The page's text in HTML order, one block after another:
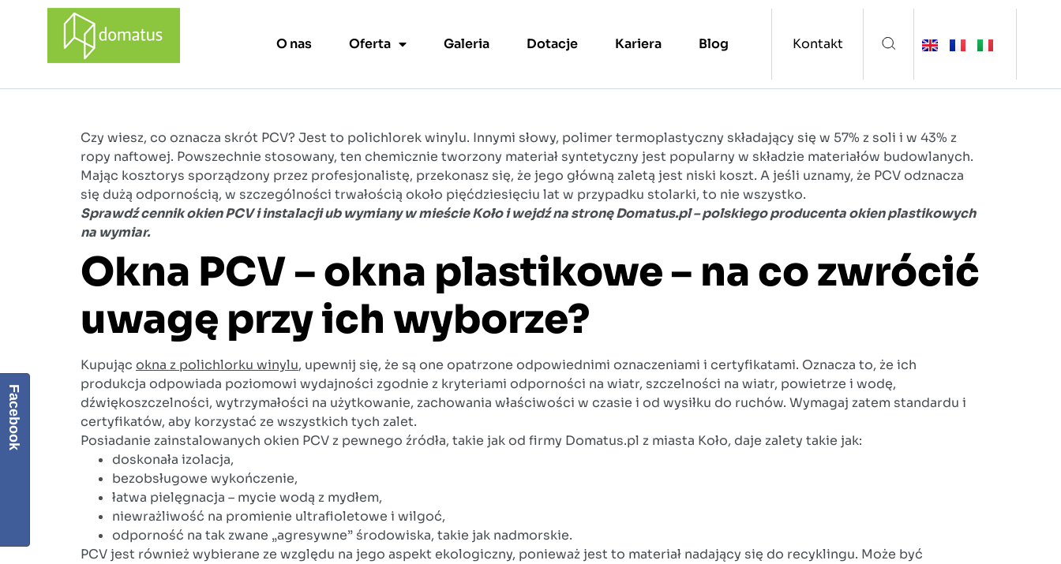
O nas Oferta Galeria Dotacje Kariera Blog Kontakt
Czy wiesz, co oznacza skrót PCV? Jest to polichlorek winylu. Innymi słowy, polimer termoplastyczny składający się w 57% z soli i w 43% z
ropy naftowej. Powszechnie stosowany, ten chemicznie tworzony materiał syntetyczny jest popularny w składzie materiałów budowlanych.
Mając kosztorys sporządzony przez profesjonalistę, przekonasz się, że jego główną zaletą jest niski koszt. A jeśli uznamy, że PCV odznacza
się dużą odpornością, w szczególności trwałością około pięćdziesięciu lat w przypadku stolarki, to nie wszystko.
Sprawdź cennik okien PCV i instalacji ub wymiany w mieście Koło i wejdź na stronę Domatus.pl – polskiego producenta okien plastikowych
na wymiar.
Okna PCV – okna plastikowe – na co zwrócić
uwagę przy ich wyborze?
Kupując okna z polichlorku winylu, upewnij się, że są one opatrzone odpowiednimi oznaczeniami i certyfikatami. Oznacza to, że ich
produkcja odpowiada poziomowi wydajności zgodnie z kryteriami odporności na wiatr, szczelności na wiatr, powietrze i wodę,
dźwiękoszczelności, wytrzymałości na użytkowanie, zachowania właściwości w czasie i od wysiłku do ruchów. Wymagaj zatem standardu i
certyfikatów, aby korzystać ze wszystkich tych zalet.
Posiadanie zainstalowanych okien PCV z pewnego źródła, takie jak od firmy Domatus.pl z miasta Koło, daje zalety takie jak:
doskonała izolacja,
bezobsługowe wykończenie,
łatwa pielęgnacja – mycie wodą z mydłem,
niewrażliwość na promienie ultrafioletowe i wilgoć,
odporność na tak zwane „agresywne” środowiska, takie jak nadmorskie.
PCV jest również wybierane ze względu na jego aspekt ekologiczny, ponieważ jest to materiał nadający się do recyklingu. Może być
Facebook